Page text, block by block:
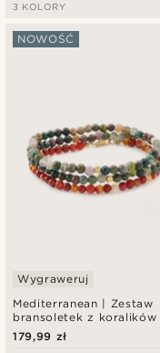
3 KOLORY
Mediterranean | Zestaw
bransoletek z koralików
naturalnego kamienia w
odcieniach ziemi
NOWOŚĆ
Wygraweruj
179,99 zł